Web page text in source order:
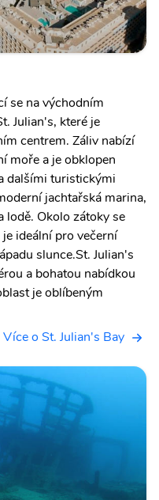
se na východním
Julian's, které je
centrem. Záliv nabízí
moře a je obklopen
dalšími turistickými
jachtařská marina,
lodě. Okolo zátoky se
ideální pro večerní
slunce.St. Julian's
a bohatou nabídkou
je oblíbeným
Více o St. Julian's Bay